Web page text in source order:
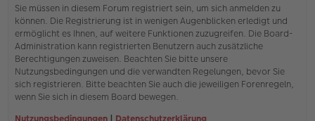
Sie müssen in diesem Forum registriert sein, um sich anmelden zu
können. Die Registrierung ist in wenigen Augenblicken erledigt und
ermöglicht es Ihnen, auf weitere Funktionen zuzugreifen. Die Board-
Administration kann registrierten Benutzern auch zusätzliche
Berechtigungen zuweisen. Beachten Sie bitte unsere
Nutzungsbedingungen und die verwandten Regelungen, bevor Sie
sich registrieren. Bitte beachten Sie auch die jeweiligen Forenregeln,
wenn Sie sich in diesem Board bewegen.
Nutzungsbedingungen | Datenschutzerklärung